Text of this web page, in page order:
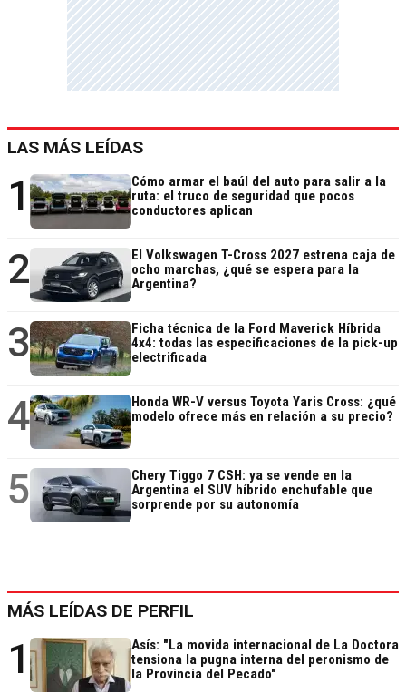
LAS MÁS LEÍDAS
1
Cómo armar el baúl del auto para salir a la
ruta: el truco de seguridad que pocos
conductores aplican
2
El Volkswagen T-Cross 2027 estrena caja de
ocho marchas, ¿qué se espera para la
Argentina?
3
Ficha técnica de la Ford Maverick Híbrida
4x4: todas las especificaciones de la pick-up
electrificada
4
Honda WR-V versus Toyota Yaris Cross: ¿qué
modelo ofrece más en relación a su precio?
5
Chery Tiggo 7 CSH: ya se vende en la
Argentina el SUV híbrido enchufable que
sorprende por su autonomía
MÁS LEÍDAS DE PERFIL
1
Asís: "La movida internacional de La Doctora
tensiona la pugna interna del peronismo de
la Provincia del Pecado"